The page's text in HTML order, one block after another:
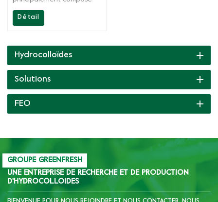
de carraghénane et
d’autres colloïdes naturels
gélification,
d'émulsification et de
forte capacité de liaison
avec les protéines de soja,
améliorer la dureté,
la saucisse, et améliorer
résistance au gel-dégel de
l'amidon.
Détail
Hydrocolloïdes
Solutions
FEO
GROUPE GREENFRESH
UNE ENTREPRISE DE RECHERCHE ET DE PRODUCTION
D'HYDROCOLLOIDES